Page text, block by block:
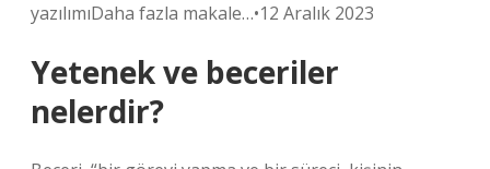
yazılımıDaha fazla makale…•12 Aralık 2023
Yetenek ve beceriler
nelerdir?